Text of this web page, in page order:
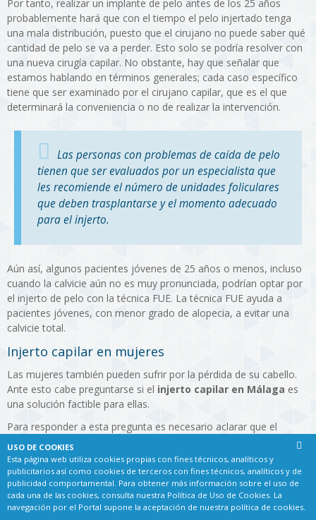
Por tanto, realizar un implante de pelo antes de los 25 años
probablemente hará que con el tiempo el pelo injertado tenga
una mala distribución, puesto que el cirujano no puede saber qué
cantidad de pelo se va a perder. Esto solo se podría resolver con
una nueva cirugía capilar. No obstante, hay que señalar que
estamos hablando en términos generales; cada caso específico
tiene que ser examinado por el cirujano capilar, que es el que
determinará la conveniencia o no de realizar la intervención.
Las personas con problemas de caída de pelo
tienen que ser evaluados por un especialista que
les recomiende el número de unidades foliculares
que deben trasplantarse y el momento adecuado
para el injerto.
Aún así, algunos pacientes jóvenes de 25 años o menos, incluso
cuando la calvicie aún no es muy pronunciada, podrían optar por
el injerto de pelo con la técnica FUE. La técnica FUE ayuda a
pacientes jóvenes, con menor grado de alopecia, a evitar una
calvicie total.
Injerto capilar en mujeres
Las mujeres también pueden sufrir por la pérdida de su cabello.
Ante esto cabe preguntarse si el injerto capilar en Málaga es
una solución factible para ellas.
Para responder a esta pregunta es necesario aclarar que el
patrón de caída en las mujeres suele ser diferente del de los
varones. Y es que la alopecia femenina se caracteriza por un pelo
más débil y delgado y por una pérdida capilar difusa, en lugar de
localizada en determinadas zonas de la cabeza. Esto hace que
sea más difícil realizar un trasplante de pelo en mujeres, aunque
no es imposible. Hoy en día las técnicas han avanzado mucho,
USO DE COOKIES
Esta página web utiliza cookies propias con fines técnicos, analíticos y
publicitarios así como cookies de terceros con fines técnicos, analíticos y de
publicidad comportamental. Para obtener más información sobre el uso de
cada una de las cookies, consulta nuestra Política de Uso de Cookies. La
navegación por el Portal supone la aceptación de nuestra política de cookies.